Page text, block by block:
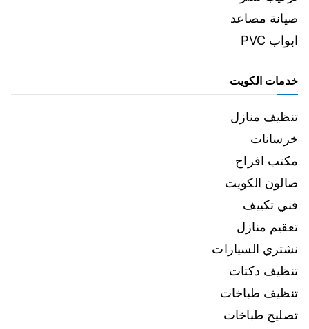
صيانة مصاعد
ابواب PVC
خدمات الكويت
تنظيف منازل
خرسانات
مكتب افراح
صالون الكويت
فني تكييف
تعقيم منازل
نشتري السيارات
تنظيف دكتات
تنظيف طباخات
تصليح طباخات